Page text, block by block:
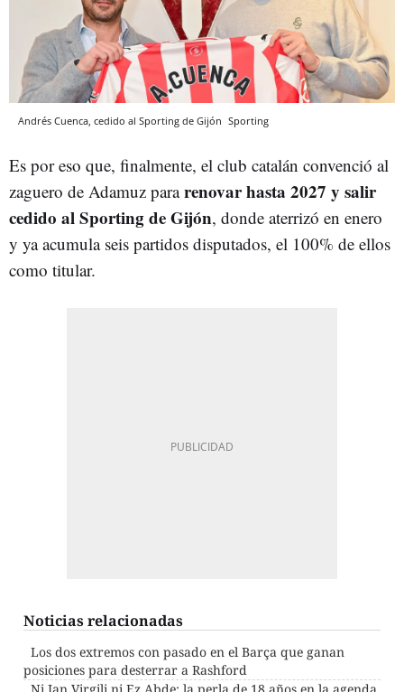
Andrés Cuenca, cedido al Sporting de Gijón Sporting
Es por eso que, finalmente, el club catalán convenció al
zaguero de Adamuz pararenovar hasta 2027 y salir
cedido al Sporting de Gijón, donde aterrizó en enero
y ya acumula seis partidos disputados, el 100% de ellos
como titular.
Noticias relacionadas
Los dos extremos con pasado en el Barça que ganan
posiciones para desterrar a Rashford